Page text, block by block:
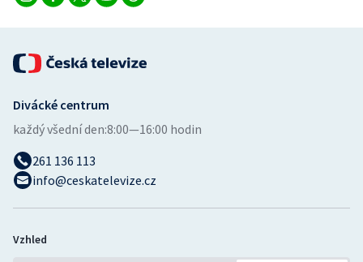
Volejbal
Divácké centrum
každý všední den:8:00—16:00 hodin
261 136 113
info@ceskatelevize.cz
Vzhled